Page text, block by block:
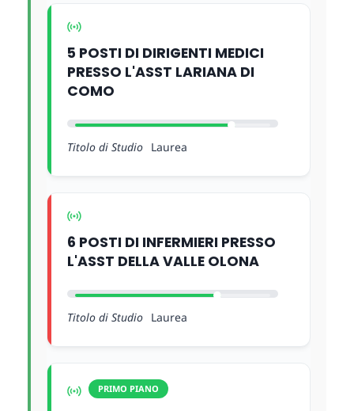
5 POSTI DI DIRIGENTI MEDICI
PRESSO L'ASST LARIANA DI
COMO
Titolo di Studio Laurea
6 POSTI DI INFERMIERI PRESSO
L'ASST DELLA VALLE OLONA
Titolo di Studio Laurea
PRIMO PIANO